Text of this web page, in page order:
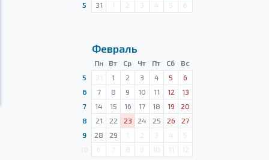
5
31 1 2 3 4 5 6
Февраль
Пн Вт Ср Чт Пт Сб
Вс
5
31 1 2 3 4 5
6
6
7 8 9 10 11 12
13
7
14 15 16 17 18 19
20
8
21 22 23 24 25 26
27
9
28 29 1 2 3 4
5
6 7 8 9 10 11 12